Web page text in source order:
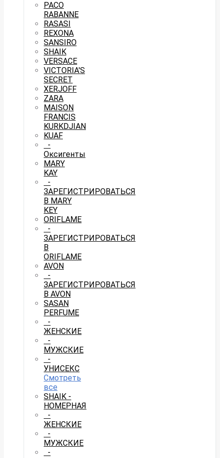
PACO
RABANNE
RASASI
REXONA
SANSIRO
SHAIK
VERSACE
VICTORIA'S
SECRET
XERJOFF
ZARA
MAISON
FRANCIS
KURKDJIAN
KUAF
-
Оксигенты
MARY
KAY
-
ЗАРЕГИСТРИРОВАТЬСЯ
В MARY
KEY
ORIFLAME
-
ЗАРЕГИСТРИРОВАТЬСЯ
В
ORIFLAME
AVON
-
ЗАРЕГИСТРИРОВАТЬСЯ
В AVON
SASAN
PERFUME
-
ЖЕНСКИЕ
-
МУЖСКИЕ
-
УНИСЕКС
Смотреть
все
SHAIK -
НОМЕРНАЯ
-
ЖЕНСКИЕ
-
МУЖСКИЕ
-